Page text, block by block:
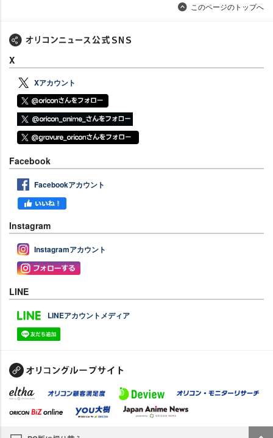
このページのトップへ
X
Xアカウント
Facebook
Facebookアカウント
Instagram
Instagramアカウント
LINE
LINEアカウントメディア